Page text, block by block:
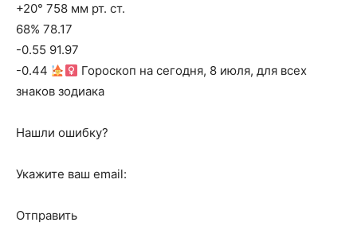
+20° 758 мм рт. ст.
68% 78.17
-0.55 91.97
-0.44
Гороскоп на сегодня, 8 июля, для всех
знаков зодиака
Нашли ошибку?
Укажите ваш email:
Отправить